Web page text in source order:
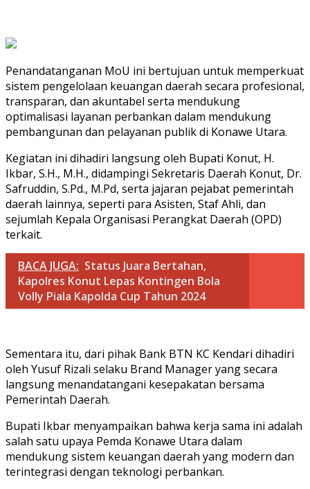
Penandatanganan MoU ini bertujuan untuk memperkuat
sistem pengelolaan keuangan daerah secara profesional,
transparan, dan akuntabel serta mendukung
optimalisasi layanan perbankan dalam mendukung
pembangunan dan pelayanan publik di Konawe Utara.
Kegiatan ini dihadiri langsung oleh Bupati Konut, H.
Ikbar, S.H., M.H., didampingi Sekretaris Daerah Konut, Dr.
Safruddin, S.Pd., M.Pd, serta jajaran pejabat pemerintah
daerah lainnya, seperti para Asisten, Staf Ahli, dan
sejumlah Kepala Organisasi Perangkat Daerah (OPD)
terkait.
BACA JUGA: Status Juara Bertahan,
Kapolres Konut Lepas Kontingen Bola
Volly Piala Kapolda Cup Tahun 2024
Sementara itu, dari pihak Bank BTN KC Kendari dihadiri
oleh Yusuf Rizali selaku Brand Manager yang secara
langsung menandatangani kesepakatan bersama
Pemerintah Daerah.
Bupati Ikbar menyampaikan bahwa kerja sama ini adalah
salah satu upaya Pemda Konawe Utara dalam
mendukung sistem keuangan daerah yang modern dan
terintegrasi dengan teknologi perbankan.